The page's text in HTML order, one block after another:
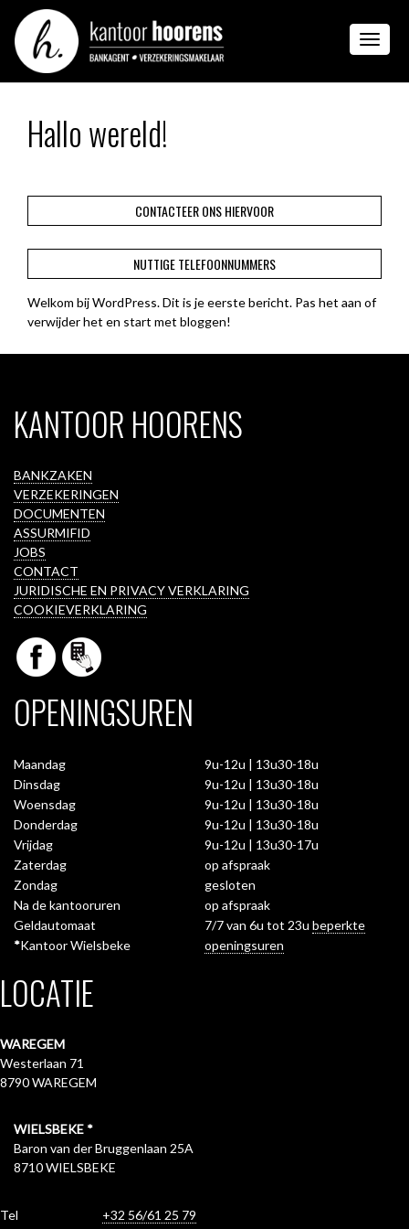
Toggle
Hallo wereld!
CONTACTEER ONS HIERVOOR
NUTTIGE TELEFOONNUMMERS
Welkom bij WordPress. Dit is je eerste bericht. Pas het aan of
verwijder het en start met bloggen!
KANTOOR HOORENS
BANKZAKEN
VERZEKERINGEN
DOCUMENTEN
ASSURMIFID
JOBS
CONTACT
JURIDISCHE EN PRIVACY VERKLARING
COOKIEVERKLARING
OPENINGSUREN
Maandag
Dinsdag
Woensdag
Donderdag
Vrijdag
Zaterdag
Zondag
Na de kantooruren
Geldautomaat
*Kantoor Wielsbeke
9u-12u | 13u30-18u
9u-12u | 13u30-18u
9u-12u | 13u30-18u
9u-12u | 13u30-18u
9u-12u | 13u30-17u
op afspraak
gesloten
op afspraak
7/7 van 6u tot 23u beperkte
openingsuren
LOCATIE
WAREGEM
Westerlaan 71
8790 WAREGEM
WIELSBEKE *
Baron van der Bruggenlaan 25A
8710 WIELSBEKE
Tel
+32 56/61 25 79